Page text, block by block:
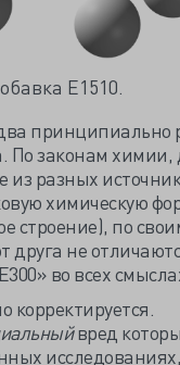
Е1510.
принципиально
По законам химии,
из разных
химическую
строение), по
друга не
во всех
корректируется.
вред